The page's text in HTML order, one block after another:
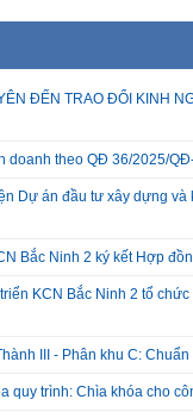
ĐẾN TRAO ĐỔI KINH
doanh theo QĐ 36/2025/
Dự án đầu tư xây dựng
Bắc Ninh 2 ký kết Hợp
KCN Bắc Ninh 2 tổ
III - Phân khu C:
quy trình: Chìa khóa cho